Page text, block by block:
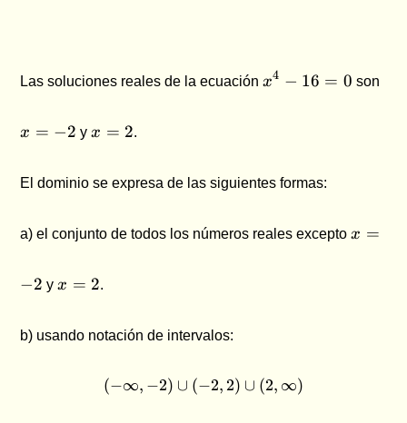
Las soluciones reales de la ecuación
x^4
-
x4 − 16 = 0 son
x = −2 y=
x = 2.
El dominio se expresa de las siguientes formas:
a) el conjunto de todos los números reales excepto=
x =
−2 y=
x = 2.
b) usando notación de intervalos:
(-\infty , -2) \cup (-2, 2)
(−∞, −2) ∪ (−2, 2) ∪ (2, ∞)